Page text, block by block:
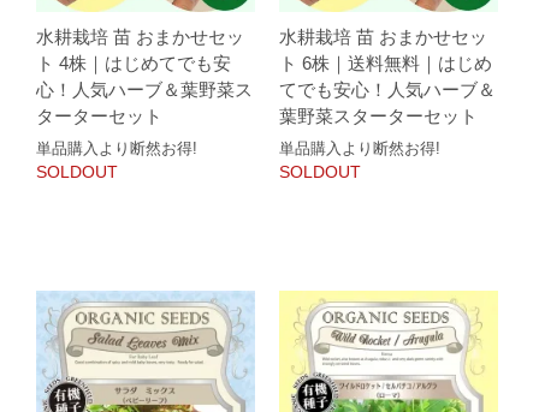
水耕栽培 苗 おまかせセッ
ト 4株｜はじめてでも安
心！人気ハーブ＆葉野菜ス
ターターセット
単品購入より断然お得!
SOLDOUT
水耕栽培 苗 おまかせセッ
ト 6株｜送料無料｜はじめ
てでも安心！人気ハーブ＆
葉野菜スターターセット
単品購入より断然お得!
SOLDOUT